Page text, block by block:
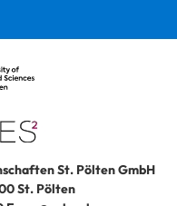
St. Pölten GmbH
St. Pölten